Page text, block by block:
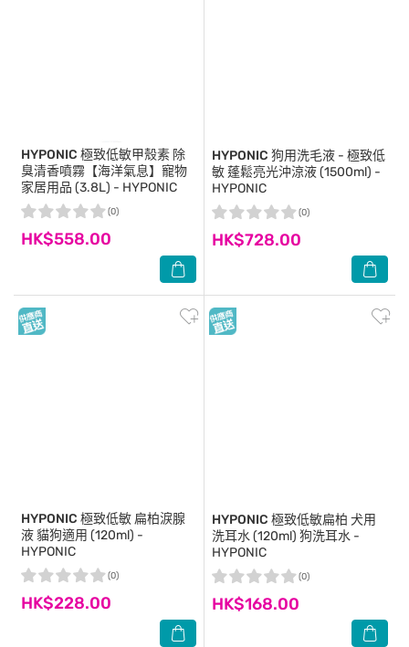
HYPONIC 極致低敏甲殼素 除
臭清香噴霧【海洋氣息】寵物
家居用品 (3.8L) - HYPONIC
HK$558.00
(0)
HYPONIC 狗用洗毛液 - 極致低
敏 蓬鬆亮光沖涼液 (1500ml) -
HYPONIC
HK$728.00
(0)
HYPONIC 極致低敏 扁柏淚腺
液 貓狗適用 (120ml) -
HYPONIC
HK$228.00
(0)
HYPONIC 極致低敏扁柏 犬用
洗耳水 (120ml) 狗洗耳水 -
HYPONIC
HK$168.00
(0)